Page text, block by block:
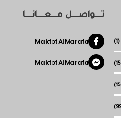
(1)
تـــواصـــل مـــعـــانـــا
Maktbt Al Marafa
Maktbt Al Marafa